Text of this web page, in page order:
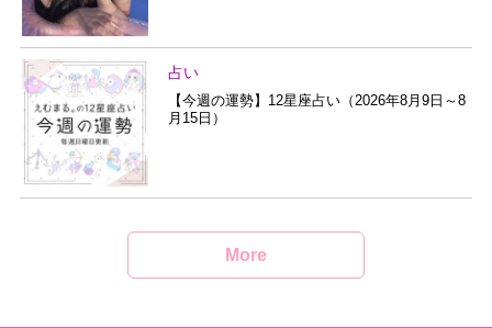
占い
【今週の運勢】12星座占い（2026年8月9日～8
月15日）
More